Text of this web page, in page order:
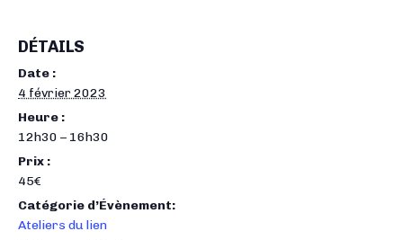
DÉTAILS
Date :
4 février 2023
Heure :
12h30 – 16h30
Prix :
45€
Catégorie d’Évènement:
Ateliers du lien